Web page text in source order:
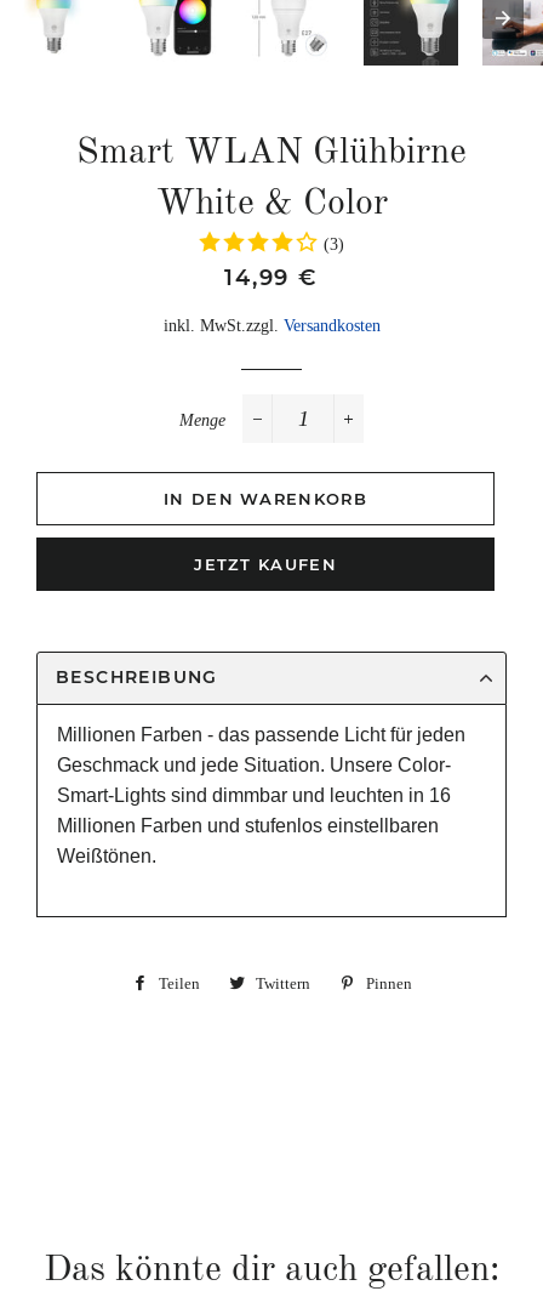
Smart WLAN Glühbirne
White & Color
(3)
Normaler
Sonderpreis
14,99 €
inkl. MwSt.zzgl. Versandkosten
Menge
IN DEN WARENKORB
JETZT KAUFEN
BESCHREIBUNG
Millionen Farben - das passende Licht für jeden
Geschmack und jede Situation. Unsere Color-
Smart-Lights sind dimmbar und leuchten in 16
Millionen Farben und stufenlos einstellbaren
Weißtönen.
Teilen
Auf
Twittern
Auf
Pinnen
Das könnte dir auch gefallen: